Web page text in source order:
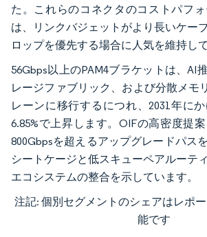
た。これらのコネクタのコストパフ
は、リンクバジェットがより長いケー
ロップを優先する場合に人気を維持し
56Gbps以上のPAM4ブラケットは、AI
レージファブリック、および分散メモ
レーンに移行するにつれ、2031年に
6.85%で上昇します。OIFの高密度提
800Gbpsを超えるアップグレードパス
シートケージと低スキューペアルーテ
エコシステムの整合を示しています。
画像 © Mordor Intelligence。再利用にはCC BY 4.0
注記: 個別セグメントのシェアはレポ
能です